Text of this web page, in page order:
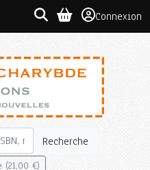
Connexion
Recherche
€)